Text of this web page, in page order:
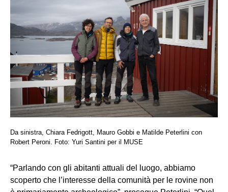
Da sinistra, Chiara Fedrigott, Mauro Gobbi e Matilde Peterlini con
Robert Peroni. Foto: Yuri Santini per il MUSE
“Parlando con gli abitanti attuali del luogo, abbiamo
scoperto che l’interesse della comunità per le rovine non